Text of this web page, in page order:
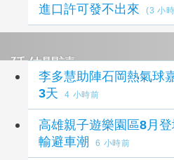
進口許可發不出來
(3 小
延伸閱讀
李多慧助陣石岡熱氣
3天
4 小時前
高雄親子遊樂園區8月
輸避車潮
6 小時前